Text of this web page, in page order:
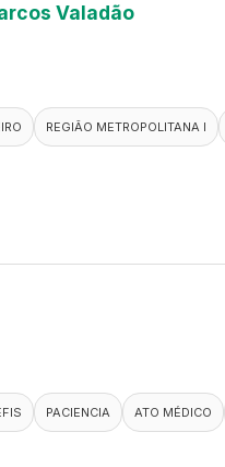
Valadão
REGIÃO METROPOLITANA I
PACIENCIA ATO MÉDICO